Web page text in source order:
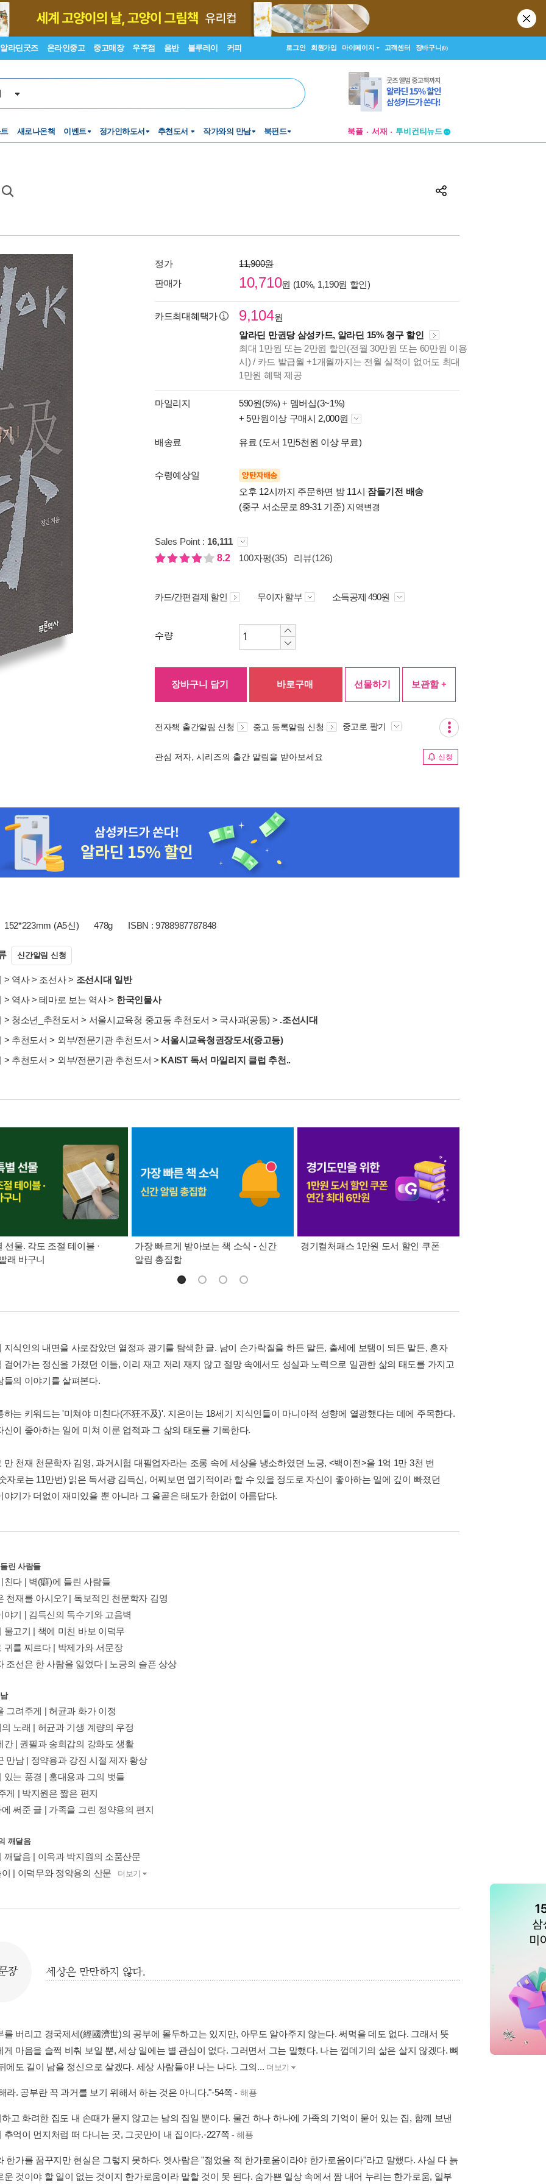
알라딘굿즈 온라인중고 중고매장 우주점 음반 블루레이 커피 로그인 회원가입 마이페이지 고객센터 장바구니(0)
새로나온책 이벤트 정가인하도서 추천도서 작가와의 만남 북펀드 북플 서재
창작플랫폼
정가
11,900원
판매가
10,710원 (10%, 1,190원 할인)
카드최대혜택가 9,104원
알라딘 만권당 삼성카드, 알라딘 15% 청구 할인
최대 1만원 또는 2만원 할인(전월 30만원 또는 60만원 이용
시) / 카드 발급월 +1개월까지는 전월 실적이 없어도 최대
1만원 혜택 제공
마일리지 590원(5%) + 멤버십(3~1%)
+ 5만원이상 구매시 2,000원
배송료 유료 (도서 1만5천원 이상 무료)
수령예상일 양탄자배송
오후 12시까지 주문하면 밤 11시 잠들기전 배송
(중구 서소문로 89-31 기준) 지역변경
Sales Point : 16,111
8.2
100자평(35) 리뷰(126)
카드/간편결제 할인 무이자 할부 소득공제 490원
수량
장바구니 담기 바로구매 선물하기 보관함 +
전자책 출간알림 신청 중고 등록알림 신청 중고로 팔기
관심 저자, 시리즈의 출간 알림을 받아보세요 신청
152*223mm (A5신) 478g ISBN : 9788987787848
신간알림 신청
> 역사> 조선사> 조선시대 일반
> 역사>테마로 보는 역사> 한국인물사
> 청소년_추천도서 > 서울시교육청 중고등 추천도서 > 국사과(공통) > .조선시대
> 추천도서 > 외부/전문기관 추천도서 >서울시교육청권장도서(중고등)
> 추천도서 > 외부/전문기관 추천도서 > KAIST 독서 마일리지 클럽 추천..
선물. 각도 조절 테이블 ·
래 바구니
가장 빠르게 받아보는 책 소식 - 신간
알림 총집합
경기컬처패스 1만원 도서 할인 쿠폰
지식인의 내면을 사로잡았던 열정과 광기를 탐색한 글. 남이 손가락질을 하든 말든, 출세에 보탬이 되든 말든, 혼자
걸어가는 정신을 가졌던 이들, 이리 재고 저리 재지 않고 절망 속에서도 성실과 노력으로 일관한 삶의 태도를 가지고
들의 이야기를 살펴본다.
하는 키워드는 '미쳐야 미친다(不狂不及)'. 지은이는 18세기 지식인들이 마니아적 성향에 열광했다는 데에 주목한다.
신이 좋아하는 일에 미쳐 이룬 업적과 그 삶의 태도를 기록한다.
만 천재 천문학자 김영, 과거시험 대필업자라는 조롱 속에 세상을 냉소하였던 노긍, <백이전>을 1억 1만 3천 번
자로는 11만번) 읽은 독서광 김득신, 어찌보면 엽기적이라 할 수 있을 정도로 자신이 좋아하는 일에 깊이 빠졌던
야기가 더없이 재미있을 뿐 아니라 그 올곧은 태도가 한없이 아름답다.
린 사람들
친다 | 벽(癖)에 들린 사람들
천재를 아시오? | 독보적인 천문학자 김영
야기 | 김득신의 독수기와 고음벽
물고기 | 책에 미친 바보 이덕무
귀를 찌르다 | 박제가와 서문장
조선은 한 사람을 잃었다 | 노긍의 슬픈 상상
그려주게 | 허균과 화가 이정
노래 | 허균과 기생 계량의 우정
간 | 권필과 송희갑의 강화도 생활
만남 | 정약용과 강진 시절 제자 황상
있는 풍경 | 홍대용과 그의 벗들
게 | 박지원은 짧은 편지
써준 글 | 가족을 그린 정약용의 편지
깨달음
깨달음 | 이옥과 박지원의 소품산문
| 이덕무와 정약용의 산문
더보기
장 세상은 만만하지 않다.
를 버리고 경국제세(經國濟世)의 공부에 몰두하고는 있지만, 아무도 알아주지 않는다. 써먹을 데도 없다. 그래서 뜻
게 마음을 슬쩍 비춰 보일 뿐, 세상 일에는 별 관심이 없다. 그러면서 그는 말했다. 나는 껍데기의 삶은 살지 않겠다. 뼈
에도 길이 남을 정신으로 살겠다. 세상 사람들아! 나는 나다. 그의... 더보기
라. 공부란 꼭 과거를 보기 위해서 하는 것은 아니다."-54쪽- 해푱
고 화려한 집도 내 손때가 묻지 않고는 남의 집일 뿐이다. 물건 하나 하나에 가족의 기억이 묻어 있는 집, 함께 보낸
추억이 먼지처럼 떠 다니는 곳, 그곳만이 내 집이다.-227쪽- 해푱
한가를 꿈꾸지만 현실은 그렇지 못하다. 옛사람은 "젊었을 적 한가로움이라야 한가로움이다"라고 말했다. 사실 다 늙
운 것이야 할 일이 없는 것이지 한가로움이라 말할 것이 못 된다. 숨가쁜 일상 속에서 짬 내어 누리는 한가로움, 일부